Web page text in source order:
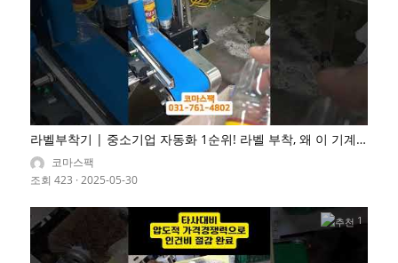
라벨부착기 | 중소기업 자동화 1순위! 라벨 부착, 왜 이 기계
부터 사야 할까? 옛날물엿공장
코마스팩
조회 423 · 2025-05-30
1